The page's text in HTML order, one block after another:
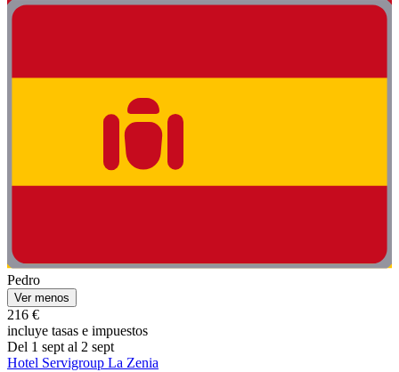
Pedro
Ver menos
216 €
incluye tasas e impuestos
Del 1 sept al 2 sept
Hotel Servigroup La Zenia